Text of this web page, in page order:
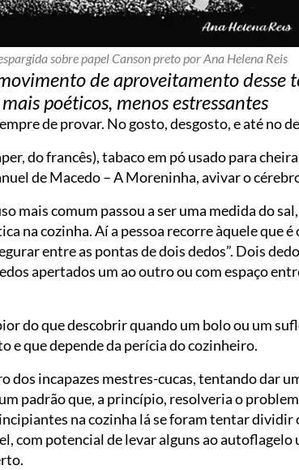
sobre papel Canson preto por Ana Helena Reis
de aproveitamento desse
poéticos, menos estressantes
de provar. No gosto, desgosto, e até no
do francês), tabaco em pó usado para
de Macedo – A Moreninha, avivar o
mais comum passou a ser uma medida do
na cozinha. Aí a pessoa recorre àquele que
entre as pontas de dois dedos”. Dois
apertados um ao outro ou com espaço
do que descobrir quando um bolo ou um
que depende da perícia do cozinheiro.
dos incapazes mestres-cucas, tentando dar
padrão que, a princípio, resolveria o
na cozinha lá se foram tentar dividir
com potencial de levar alguns ao autoflagelo